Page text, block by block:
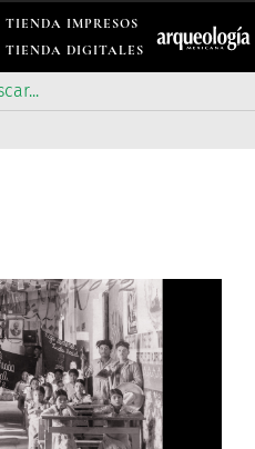
TIENDA IMPRESOS
TIENDA DIGITALES